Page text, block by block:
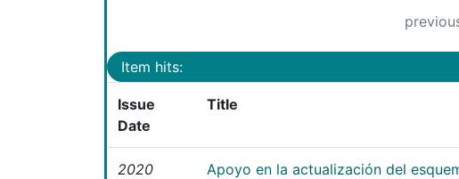
Item hits:
Issue
Date
Title
2020
Apoyo en la actualización del